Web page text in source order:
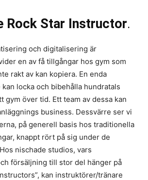
Rock Star Instructor.
och digitalisering är
en av få tillgångar hos gym som
rakt av kan kopiera. En enda
locka och bibehålla hundratals
gym över tid. Ett team av dessa kan
business. Dessvärre ser vi
på generell basis hos traditionella
knappt rört på sig under de
nischade studios, vars
försäljning till stor del hänger på
kan instruktörer/tränare